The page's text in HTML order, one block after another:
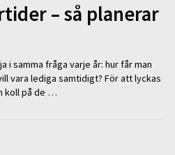
– så planerar
i samma fråga varje år: hur får man
vara lediga samtidigt? För att lyckas
koll på de …